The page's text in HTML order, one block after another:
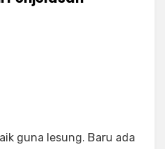
guna lesung. Baru ada